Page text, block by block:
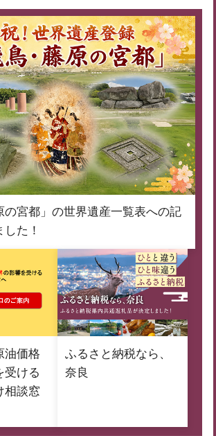
の宮都」の世界遺産一覧表への記
た！
油価格
受ける
相談窓
ふるさと納税なら、
奈良